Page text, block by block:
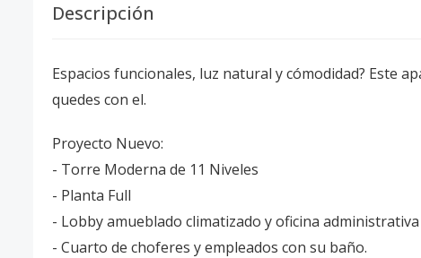
Descripción
Espacios funcionales, luz natural y cómodidad? Este
quedes con el.
Proyecto Nuevo:
- Torre Moderna de 11 Niveles
- Planta Full
- Lobby amueblado climatizado y oficina
- Cuarto de choferes y empleados con su baño.